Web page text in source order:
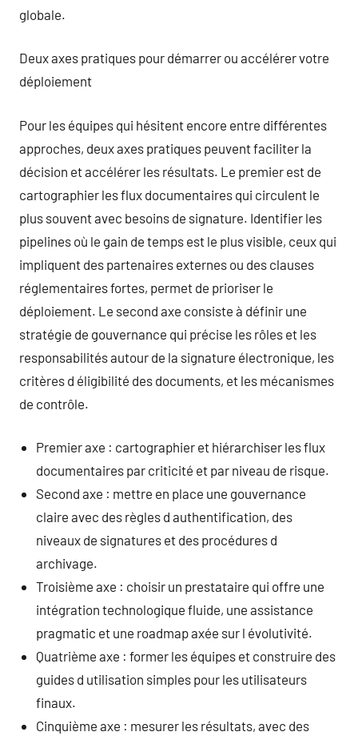
globale.
Deux axes pratiques pour démarrer ou accélérer votre
déploiement
Pour les équipes qui hésitent encore entre différentes
approches, deux axes pratiques peuvent faciliter la
décision et accélérer les résultats. Le premier est de
cartographier les flux documentaires qui circulent le
plus souvent avec besoins de signature. Identifier les
pipelines où le gain de temps est le plus visible, ceux qui
impliquent des partenaires externes ou des clauses
réglementaires fortes, permet de prioriser le
déploiement. Le second axe consiste à définir une
stratégie de gouvernance qui précise les rôles et les
responsabilités autour de la signature électronique, les
critères d éligibilité des documents, et les mécanismes
de contrôle.
Premier axe : cartographier et hiérarchiser les flux
documentaires par criticité et par niveau de risque.
Second axe : mettre en place une gouvernance
claire avec des règles d authentification, des
niveaux de signatures et des procédures d
archivage.
Troisième axe : choisir un prestataire qui offre une
intégration technologique fluide, une assistance
pragmatic et une roadmap axée sur l évolutivité.
Quatrième axe : former les équipes et construire des
guides d utilisation simples pour les utilisateurs
finaux.
Cinquième axe : mesurer les résultats, avec des